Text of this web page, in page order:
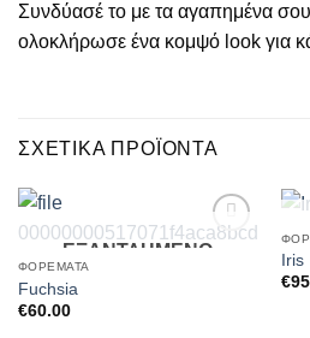
Συνδύασέ το με τα αγαπημένα
ολοκλήρωσε ένα κομψό look για
ΣΧΕΤΙΚΆ ΠΡΟΪΌΝΤΑ
Add to
ΕΞΑΝΤΛΗΜΈΝΟ
ΦΟΡΈΜΑΤΑ
Fuchsia
€60.00
Iris
€